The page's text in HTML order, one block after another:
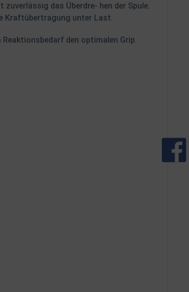
das Überdre- hen der Spule.
Kraftübertragung unter Last.
den optimalen Grip.